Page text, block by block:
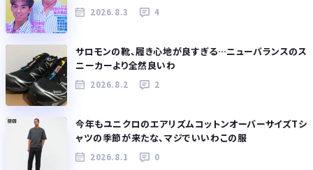
2026.8.3 4
サロモンの靴、履き心地が良すぎる…ニューバランスのス
ニーカーより全然良いわ
2026.8.2 2
今年もユニクロのエアリズムコットンオーバーサイズTシ
ャツの季節が来たな、マジでいいわこの服
2026.8.1 0